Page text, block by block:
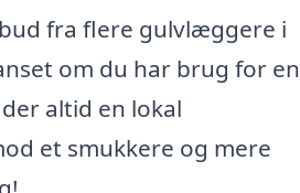
fra flere gulvlæggere i
om du har brug for en
altid en lokal
et smukkere og mere